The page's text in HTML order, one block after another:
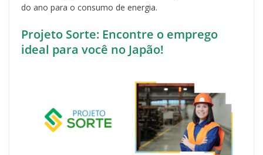
do ano para o consumo de energia.
Projeto Sorte: Encontre o emprego
ideal para você no Japão!